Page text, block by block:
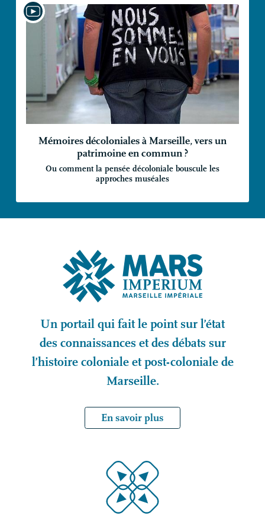
Mémoires décoloniales à Marseille, vers un
patrimoine en commun?
Ou comment la pensée décoloniale bouscule les
approches muséales
Un portail qui fait le point sur l’état
des connaissances et des débats sur
l’histoire coloniale et post-coloniale de
Marseille.
En savoir plus